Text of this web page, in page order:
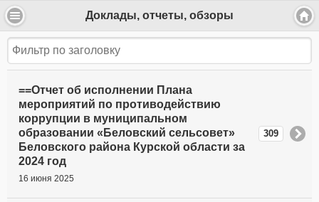
Доклады, отчеты, обзоры
==Отчет об исполнении Плана
мероприятий по противодействию
коррупции в муниципальном
образовании «Беловский сельсовет»
Беловского района Курской области за
2024 год
16 июня 2025
309